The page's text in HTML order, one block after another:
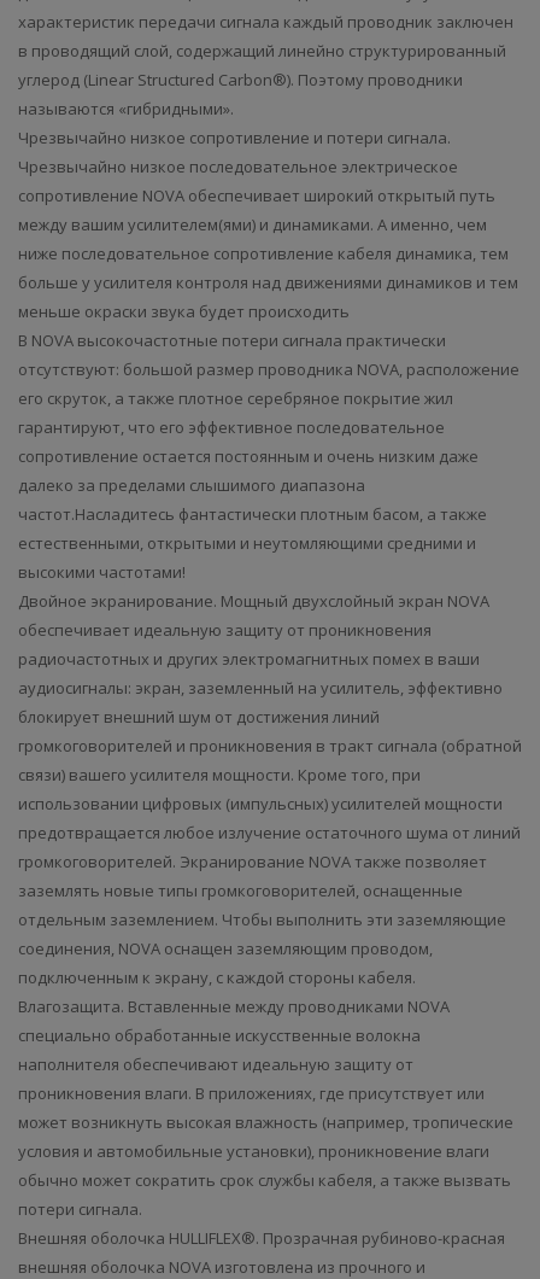
характеристик передачи сигнала каждый проводник заключен
в проводящий слой, содержащий линейно структурированный
углерод (Linear Structured Carbon®). Поэтому проводники
называются «гибридными».
Чрезвычайно низкое сопротивление и потери сигнала.
Чрезвычайно низкое последовательное электрическое
сопротивление NOVA обеспечивает широкий открытый путь
между вашим усилителем(ями) и динамиками. А именно, чем
ниже последовательное сопротивление кабеля динамика, тем
больше у усилителя контроля над движениями динамиков и тем
меньше окраски звука будет происходить
В NOVA высокочастотные потери сигнала практически
отсутствуют: большой размер проводника NOVA, расположение
его скруток, а также плотное серебряное покрытие жил
гарантируют, что его эффективное последовательное
сопротивление остается постоянным и очень низким даже
далеко за пределами слышимого диапазона
частот.Насладитесь фантастически плотным басом, а также
естественными, открытыми и неутомляющими средними и
высокими частотами!
Двойное экранирование. Мощный двухслойный экран NOVA
обеспечивает идеальную защиту от проникновения
радиочастотных и других электромагнитных помех в ваши
аудиосигналы: экран, заземленный на усилитель, эффективно
блокирует внешний шум от достижения линий
громкоговорителей и проникновения в тракт сигнала (обратной
связи) вашего усилителя мощности. Кроме того, при
использовании цифровых (импульсных) усилителей мощности
предотвращается любое излучение остаточного шума от линий
громкоговорителей. Экранирование NOVA также позволяет
заземлять новые типы громкоговорителей, оснащенные
отдельным заземлением. Чтобы выполнить эти заземляющие
соединения, NOVA оснащен заземляющим проводом,
подключенным к экрану, с каждой стороны кабеля.
Влагозащита. Вставленные между проводниками NOVA
специально обработанные искусственные волокна
наполнителя обеспечивают идеальную защиту от
проникновения влаги. В приложениях, где присутствует или
может возникнуть высокая влажность (например, тропические
условия и автомобильные установки), проникновение влаги
обычно может сократить срок службы кабеля, а также вызвать
потери сигнала.
Внешняя оболочка HULLIFLEX®. Прозрачная рубиново-красная
внешняя оболочка NOVA изготовлена из прочного и